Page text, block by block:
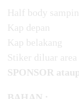
Half body
Kap depan
Kap belakang
Stiker diluar
SPONSOR